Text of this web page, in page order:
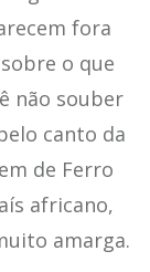
fora
o que
não souber
canto da
de Ferro
africano,
amarga.